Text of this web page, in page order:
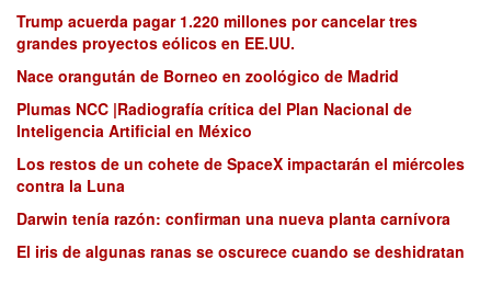
Trump acuerda pagar 1.220 millones por cancelar tres
grandes proyectos eólicos en EE.UU.
Nace orangután de Borneo en zoológico de Madrid
Plumas NCC |Radiografía crítica del Plan Nacional de
Inteligencia Artificial en México
Los restos de un cohete de SpaceX impactarán el miércoles
contra la Luna
Darwin tenía razón: confirman una nueva planta carnívora
El iris de algunas ranas se oscurece cuando se deshidratan